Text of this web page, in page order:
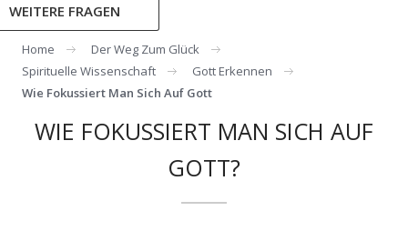
WEITERE FRAGEN
Home
Der Weg Zum Glück
Spirituelle Wissenschaft
Gott Erkennen
Wie Fokussiert Man Sich Auf Gott
WIE FOKUSSIERT MAN SICH AUF
GOTT?